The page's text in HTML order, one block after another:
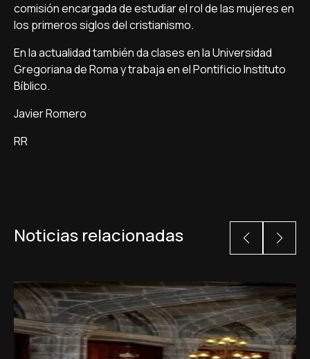
comisión encargada de estudiar el rol de las mujeres en
los primeros siglos del cristianismo.
En la actualidad también da clases en la Universidad
Gregoriana de Roma y trabaja en el Pontificio Instituto
Bíblico.
Javier Romero
RR
Noticias relacionadas